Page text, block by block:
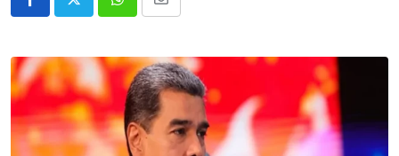
WhatsappComparte
email